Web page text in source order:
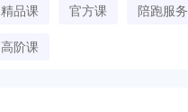
精品课 官方课 陪跑服务
高阶课